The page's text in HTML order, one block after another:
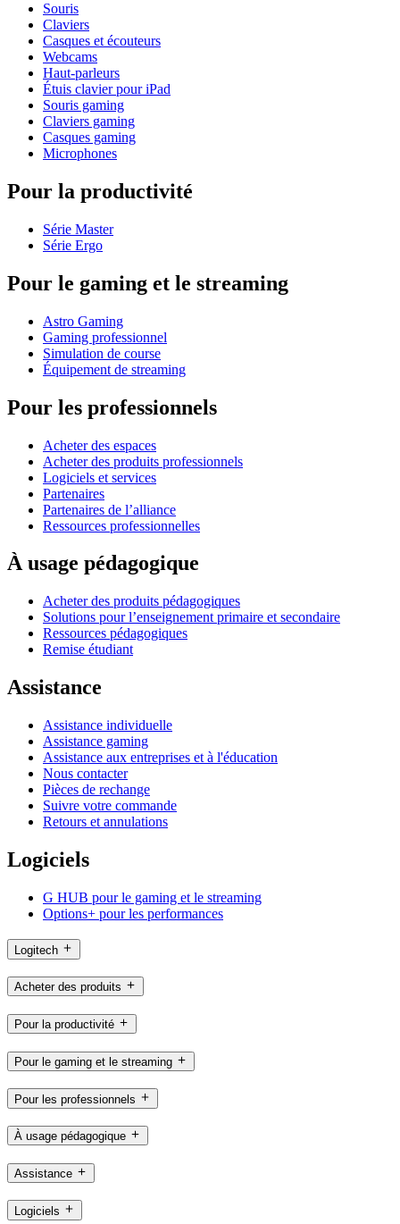
Souris
Claviers
Casques et écouteurs
Webcams
Haut-parleurs
Étuis clavier pour iPad
Souris gaming
Claviers gaming
Casques gaming
Microphones
Pour la productivité
Série Master
Série Ergo
Pour le gaming et le streaming
Astro Gaming
Gaming professionnel
Simulation de course
Équipement de streaming
Pour les professionnels
Acheter des espaces
Acheter des produits professionnels
Logiciels et services
Partenaires
Partenaires de l’alliance
Ressources professionnelles
À usage pédagogique
Acheter des produits pédagogiques
Solutions pour l’enseignement primaire et secondaire
Ressources pédagogiques
Remise étudiant
Assistance
Assistance individuelle
Assistance gaming
Assistance aux entreprises et à l'éducation
Nous contacter
Pièces de rechange
Suivre votre commande
Retours et annulations
Logiciels
G HUB pour le gaming et le streaming
Options+ pour les performances
Logitech
Acheter des produits
Pour la productivité
Pour le gaming et le streaming
Pour les professionnels
À usage pédagogique
Assistance
Logiciels